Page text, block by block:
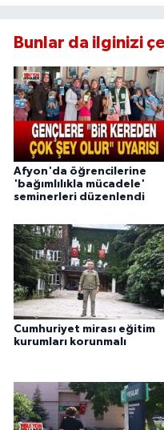
Bunlar da ilginizi
Afyon'da öğrencilerine
'bağımlılıkla mücadele'
seminerleri düzenlendi
Cumhuriyet mirası eğitim
kurumları korunmalı